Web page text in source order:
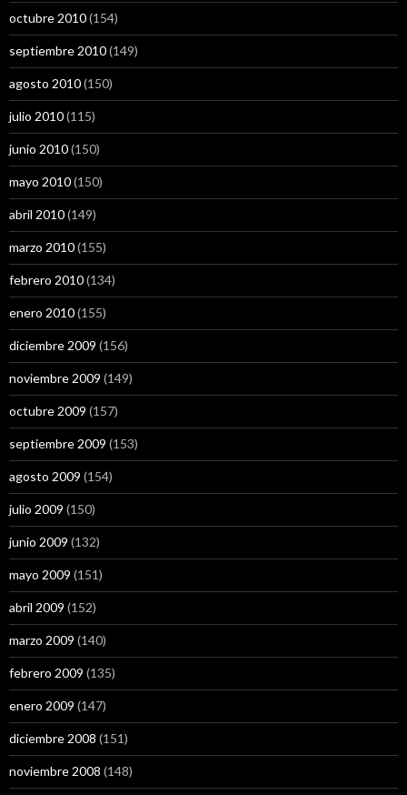
octubre 2010(154)
septiembre 2010(149)
agosto 2010(150)
julio 2010(115)
junio 2010(150)
mayo 2010(150)
abril 2010(149)
marzo 2010(155)
febrero 2010(134)
enero 2010(155)
diciembre 2009 (156)
noviembre 2009 (149)
octubre 2009 (157)
septiembre 2009 (153)
agosto 2009 (154)
julio 2009 (150)
junio 2009 (132)
mayo 2009 (151)
abril 2009 (152)
marzo 2009 (140)
febrero 2009 (135)
enero 2009 (147)
diciembre 2008 (151)
noviembre 2008 (148)